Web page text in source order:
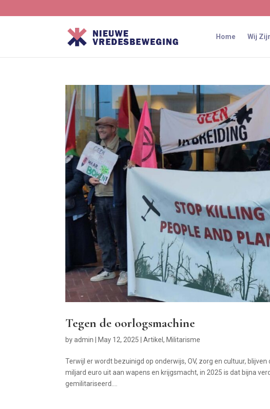
Home Wij
Tegen de oorlogsmachine
byadmin May 12, 2025 |Artikel, Militarisme
Terwijl er wordt bezuinigd op onderwijs, OV, zorg en cultuur,
miljard euro uit aan wapens en krijgsmacht, in 2025 is dat bijna
gemilitariseerd....